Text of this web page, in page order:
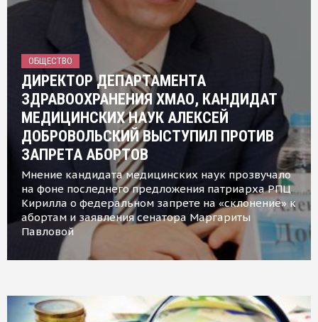
ОБЩЕСТВО
ДИРЕКТОР ДЕПАРТАМЕНТА
ЗДРАВООХРАНЕНИЯ ХМАО, КАНДИДАТ
МЕДИЦИНСКИХ НАУК АЛЕКСЕЙ
ДОБРОВОЛЬСКИЙ ВЫСТУПИЛ ПРОТИВ
ЗАПРЕТА АБОРТОВ
Мнение кандидата медицинских наук прозвучало
на фоне последнего предложения патриарха РПЦ
Кирилла о федеральном запрете на «склонение» к
абортам и заявления сенатора Маргариты
Павловой